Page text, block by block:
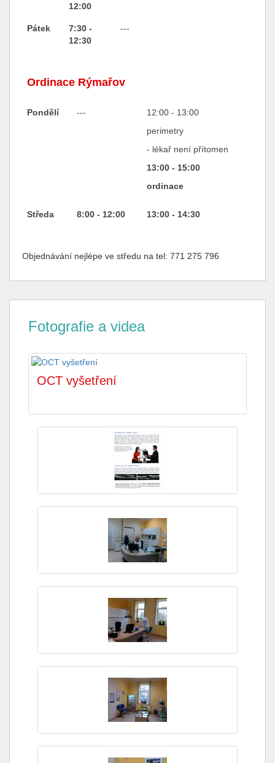
12:00
Pátek
7:30 -
12:30
---
Ordinace Rýmařov
Pondělí ---
12:00 - 13:00
perimetry
- lékař není přítomen
13:00 - 15:00
ordinace
Středa 8:00 - 12:00 13:00 - 14:30
Objednávání nejlépe ve středu na tel: 771 275 796
Fotografie a videa
OCT vyšetření